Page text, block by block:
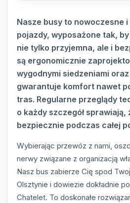
Nasze busy to nowoczesne
pojazdy, wyposażone tak,
nie tylko przyjemna, ale i
są ergonomicznie
wygodnymi siedzeniami
gwarantuje komfort nawet
tras. Regularne przeglądy
o każdy szczegół sprawiają,
bezpiecznie podczas całej
Wybierając przewóz z nami,
nerwy związane z organizacją
Nasz bus zabierze Cię spod
Olsztynie i dowiezie dokładnie
Chatelet. To doskonałe